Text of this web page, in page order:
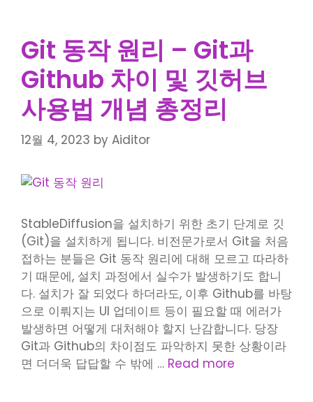
Git 동작 원리 – Git과
Github 차이 및 깃허브
사용법 개념 총정리
12월 4, 2023 by Aiditor
StableDiffusion을 설치하기 위한 초기 단계로 깃
(Git)을 설치하게 됩니다. 비전문가로서 Git을 처음
접하는 분들은 Git 동작 원리에 대해 모르고 따라하
기 때문에, 설치 과정에서 실수가 발생하기도 합니
다. 설치가 잘 되었다 하더라도, 이후 Github를 바탕
으로 이뤄지는 UI 업데이트 등이 필요할 때 에러가
발생하면 어떻게 대처해야 할지 난감합니다. 당장
Git과 Github의 차이점도 파악하지 못한 상황이라
면 더더욱 답답할 수 밖에 … Read more